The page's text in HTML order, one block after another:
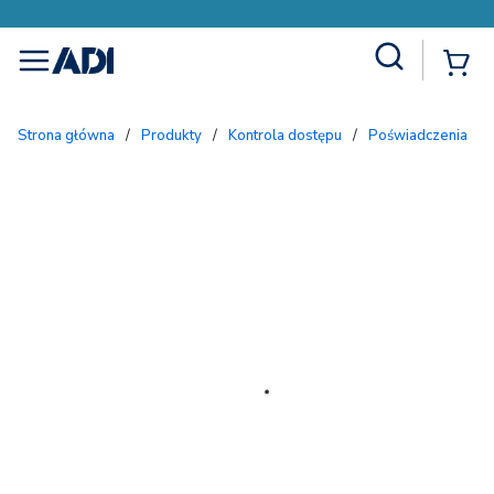
menu
Strona główna / Produkty / Kontrola dostępu / Poświadczenia